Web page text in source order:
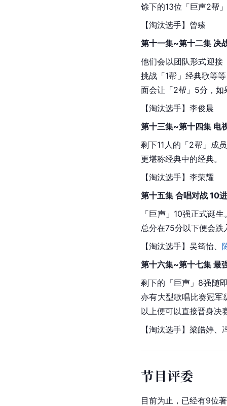
馀下的13位「巨声2帮
【淘汰选手】 曾臻
第十一集~第十二集 决
他们会以团队形式迎接
挑战「1帮」经典歌等
面会让「2帮」5分，
【淘汰选手】李俊晨
第十三集~第十四集 电
剩下11人的「2帮」成
更堪称经典中的经典。
【淘汰选手】 李荣耀
第十五集 合唱对战 10
「巨声」10强正式诞
总分在75分以下便会跌
【淘汰选手】吴筠怡、
第十六集~第十七集 最
剩下的「巨声」8强随
亦有大型歌唱比赛冠军
以上便可以直接晋身决
【淘汰选手】梁皓婷、
节目评委
目前为止，已经有9位